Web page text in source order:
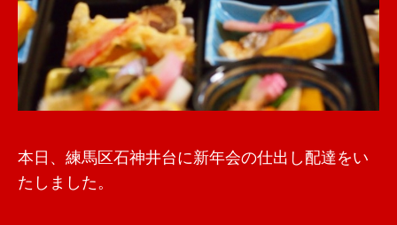
本日、練馬区石神井台に新年会の仕出し配達をい
たしました。